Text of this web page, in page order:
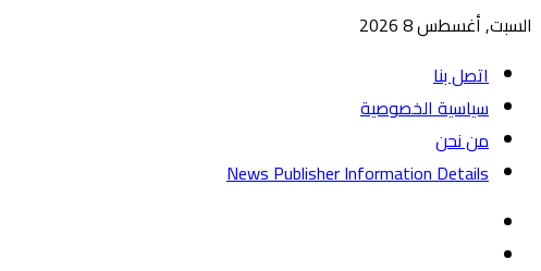
السبت, أغسطس 8 2026
اتصل بنا
سياسية الخصوصية
من نحن
News Publisher Information Details